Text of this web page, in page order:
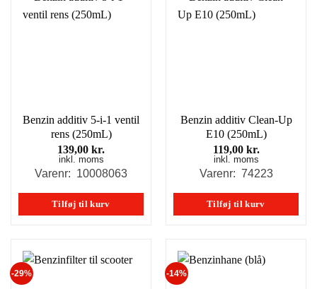
Benzin additiv 5-i-1 ventil
rens (250mL)
139,00 kr.
inkl. moms
Varenr: 10008063
Tilføj til kurv
Benzin additiv Clean-Up
E10 (250mL)
119,00 kr.
inkl. moms
Varenr: 74223
Tilføj til kurv
-29% -14%